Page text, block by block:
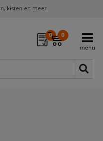
kisten en meer
0 0